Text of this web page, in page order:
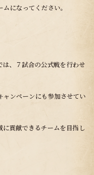
になってください。
、７試合の公式戦を行わせ
ャンペーンにも参加させてい
貢献できるチームを目指し